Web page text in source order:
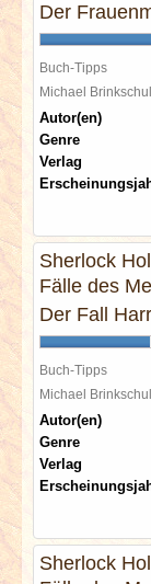
Der
Buch-Tipps
Michael
Autor(en)
Genre
Verlag
Sherlock
Fälle des
Der Fall
Buch-Tipps
Michael
Autor(en)
Genre
Verlag
Sherlock